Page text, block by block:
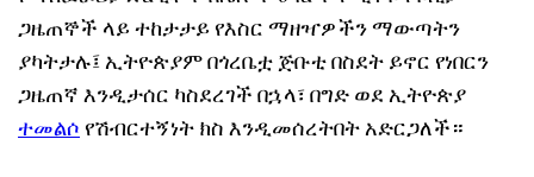
ጋዜጠኞች ላይ ተከታታይ የእስር ማዘዣዎችን ማውጣትን
ያካትታሉ፤ ኢትዮጵያም በጎረቤቷ ጅቡቲ በስደት ይኖር የነበርን
ጋዜጠኛ እንዲታሰር ካስደረገች በኋላ፣ በግድ ወደ ኢትዮጵያ
ተመልሶየሽብርተኝነት ክስ እንዲመሰረትበት አድርጋለች።